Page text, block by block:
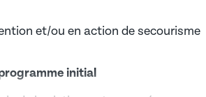
et/ou en action de secourisme
initial